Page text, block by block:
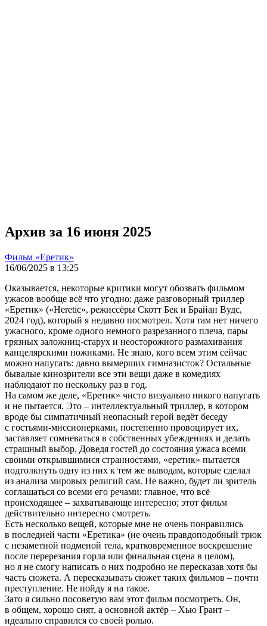
Архив за 16 июня 2025
Фильм «Еретик»
16/06/2025 в 13:25
Оказывается, некоторые критики могут обозвать фильмом
ужасов вообще всё что угодно: даже разговорный триллер
«Еретик» («Heretic», режиссёры Скотт Бек и Брайан Вудс,
2024 год), который я недавно посмотрел. Хотя там нет ничего
ужасного, кроме одного немного разрезанного плеча, пары
грязных заложниц-старух и неосторожного размахивания
канцелярскими ножиками. Не знаю, кого всем этим сейчас
можно напугать: давно вымерших гимназисток? Остальные
бывалые кинозрители все эти вещи даже в комедиях
наблюдают по нескольку раз в год.
На самом же деле, «Еретик» чисто визуально никого напугать
и не пытается. Это – интеллектуальный триллер, в котором
вроде бы симпатичный неопасный герой ведёт беседу
с гостьями-миссионерками, постепенно провоцирует их,
заставляет сомневаться в собственных убеждениях и делать
страшный выбор. Доведя гостей до состояния ужаса всеми
своими открывшимися странностями, «еретик» пытается
подтолкнуть одну из них к тем же выводам, которые сделал
из анализа мировых религий сам. Не важно, будет ли зритель
соглашаться со всеми его речами: главное, что всё
происходящее – захватывающе интересно; этот фильм
действительно интересно смотреть.
Есть несколько вещей, которые мне не очень понравились
в последней части «Еретика» (не очень правдоподобный трюк
с незаметной подменой тела, кратковременное воскрешение
после перерезания горла или финальная сцена в целом),
но я не смогу написать о них подробно не пересказав хотя бы
часть сюжета. А пересказывать сюжет таких фильмов – почти
преступление. Не пойду я на такое.
Зато я сильно посоветую вам этот фильм посмотреть. Он,
в общем, хорошо снят, а основной актёр – Хью Грант –
идеально справился со своей ролью.